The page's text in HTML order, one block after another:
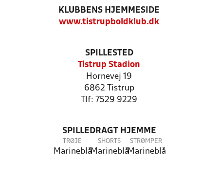
KLUBBENS HJEMMESIDE
www.tistrupboldklub.dk
SPILLESTED
Tistrup Stadion
Hornevej 19
6862 Tistrup
Tlf: 7529 9229
SPILLEDRAGT HJEMME
TRØJE
Marineblå
SHORTS
Marineblå
STRØMPER
Marineblå